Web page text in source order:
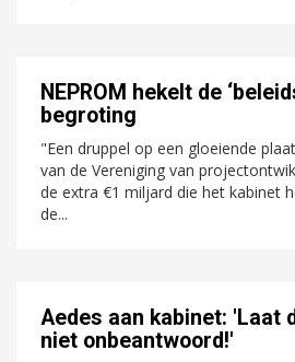
NEPROM hekelt de
begroting
"Een druppel op een gloeiende
van de Vereniging van
de extra €1 miljard die het kabinet
de...
Aedes aan kabinet: 'Laat
niet onbeantwoord!'